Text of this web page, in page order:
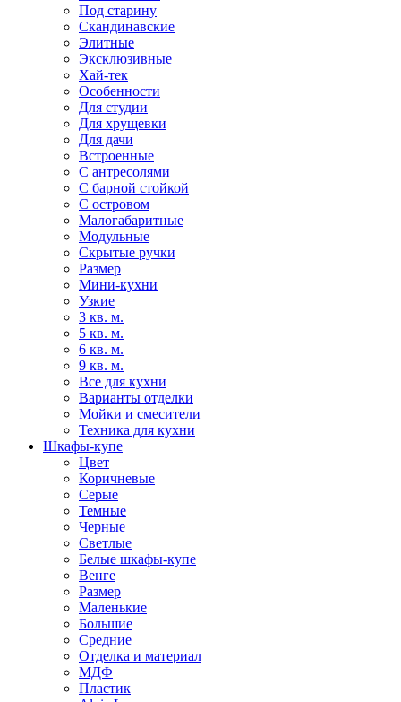
Под старину
Скандинавские
Элитные
Эксклюзивные
Хай-тек
Особенности
Для студии
Для хрущевки
Для дачи
Встроенные
С антресолями
С барной стойкой
С островом
Малогабаритные
Модульные
Скрытые ручки
Размер
Мини-кухни
Узкие
3 кв. м.
5 кв. м.
6 кв. м.
9 кв. м.
Все для кухни
Варианты отделки
Мойки и смесители
Техника для кухни
Шкафы-купе
Цвет
Коричневые
Серые
Темные
Черные
Светлые
Белые шкафы-купе
Венге
Размер
Маленькие
Большие
Средние
Отделка и материал
МДФ
Пластик